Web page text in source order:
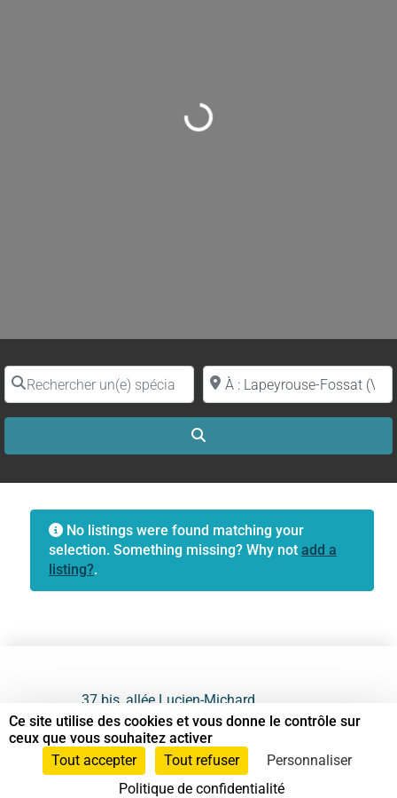
Loading...
Rechercher un(e) spécialiste par nomProche de (ville ou région)
No listings were found matching your
selection. Something missing? Why not add a
listing?.
37 bis, allée Lucien-Michard
93190 Livry-Gargan
06 61 87 28 09
Ce site utilise des cookies et vous donne le contrôle sur
ceux que vous souhaitez activer
Tout accepter
Tout refuser
Personnaliser
Politique de confidentialité